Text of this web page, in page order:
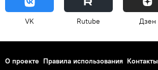
VK Rutube Дзен
О проекте Правила использования Контакты